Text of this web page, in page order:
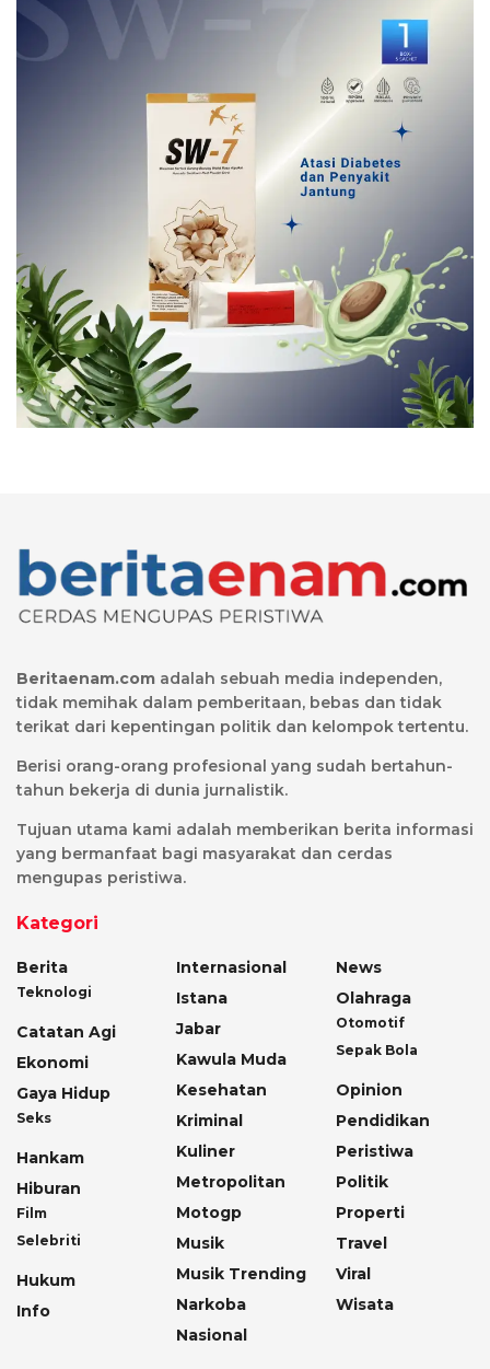
Beritaenam.com adalah sebuah media independen,
tidak memihak dalam pemberitaan, bebas dan tidak
terikat dari kepentingan politik dan kelompok tertentu.
Berisi orang-orang profesional yang sudah bertahun-
tahun bekerja di dunia jurnalistik.
Tujuan utama kami adalah memberikan berita informasi
yang bermanfaat bagi masyarakat dan cerdas
mengupas peristiwa.
Kategori
Berita
Teknologi
Catatan Agi
Ekonomi
Gaya Hidup
Seks
Hankam
Hiburan
Film
Selebriti
Hukum
Info
Internasional
Istana
Jabar
Kawula Muda
Kesehatan
Kriminal
Kuliner
Metropolitan
Motogp
Musik
Musik Trending
Narkoba
Nasional
News
Olahraga
Otomotif
Sepak Bola
Opinion
Pendidikan
Peristiwa
Politik
Properti
Travel
Viral
Wisata